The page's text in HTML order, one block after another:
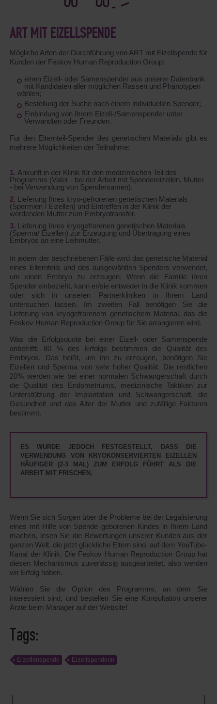
ART MIT EIZELLSPENDE
Mögliche Arten der Durchführung von ART mit Eizellspende für
Kunden der Feskov Human Reproduction Group:
einen Eizell- oder Samenspender aus unserer Datenbank
mit Kandidaten aller möglichen Rassen und Phänotypen
wählen;
Bestellung der Suche nach einem individuellen Spender;
Einbindung von Ihrem Eizell-/Samenspender unter
Verwandten oder Freunden.
Für den Elternteil-Spender des genetischen Materials gibt es
mehrere Möglichkeiten der Teilnahme:
Ankunft in der Klinik für den medizinischen Teil des
Programms (Vater - bei der Arbeit mit Spendereizellen, Mutter
- bei Verwendung von Spendersamen).
Lieferung Ihres kryo-gefrorenen genetischen Materials
(Spermien / Eizellen) und Eintreffen in der Klinik der
werdenden Mutter zum Embryotransfer.
Lieferung Ihres kryogefrorenen genetischen Materials
(Sperma/ Eizellen) zur Erzeugung und Übertragung eines
Embryos an eine Leihmutter.
In jedem der beschriebenen Fälle wird das genetische Material
eines Elternteils und des ausgewählten Spenders verwendet,
um einen Embryo zu erzeugen. Wenn die Familie ihren
Spender einbezieht, kann er/sie entweder in die Klinik kommen
oder sich in unseren Partnerkliniken in Ihrem Land
untersuchen lassen. Im zweiten Fall benötigen Sie die
Lieferung von kryogefrorenem genetischem Material, das die
Feskov Human Reproduction Group für Sie arrangieren wird.
Was die Erfolgsquote bei einer Eizell- oder Samenspende
anbetrifft: 80 % des Erfolgs bestimmen die Qualität des
Embryos. Das heißt, um ihn zu erzeugen, benötigen Sie
Eizellen und Sperma von sehr hoher Qualität. Die restlichen
20% werden wie bei einer normalen Schwangerschaft durch
die Qualität des Endometriums, medizinische Taktiken zur
Unterstützung der Implantation und Schwangerschaft, die
Gesundheit und das Alter der Mutter und zufällige Faktoren
bestimmt.
ES WURDE JEDOCH FESTGESTELLT, DASS DIE
VERWENDUNG VON KRYOKONSERVIERTEN EIZELLEN
HÄUFIGER (2-3 MAL) ZUM ERFOLG FÜHRT ALS DIE
ARBEIT MIT FRISCHEN.
Wenn Sie sich Sorgen über die Probleme bei der Legalisierung
eines mit Hilfe von Spende geborenen Kindes in Ihrem Land
machen, lesen Sie die Bewertungen unserer Kunden aus der
ganzen Welt, die jetzt glückliche Eltern sind, auf dem YouTube-
Kanal der Klinik. Die Feskov Human Reproduction Group hat
diesen Mechanismus zuverlässig ausgearbeitet, also werden
wir Erfolg haben.
Wählen Sie die Option des Programms, an dem Sie
interessiert sind, und bestellen Sie eine Konsultation unserer
Ärzte beim Manager auf der Website!
Tags:
Eizellenspende Eizellspenderin